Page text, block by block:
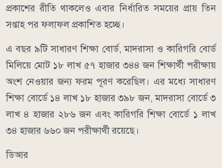
প্রকাশের রীতি থাকলেও এবার নির্ধারিত সময়ের প্রায় তিন
সপ্তাহ পর ফলাফল প্রকাশিত হচ্ছে।
এ বছর ৯টি সাধারণ শিক্ষা বোর্ড, মাদরাসা ও কারিগরি বোর্ড
মিলিয়ে মোট ১৮ লাখ ৫৭ হাজার ৩৪৪ জন শিক্ষার্থী পরীক্ষায়
অংশ নেওয়ার জন্য ফরম পূরণ করেছিল। এর মধ্যে সাধারণ
শিক্ষা বোর্ডে ১৪ লাখ ১৮ হাজার ৩৯৮ জন, মাদরাসা বোর্ডে ৩
লাখ ৪ হাজার ২৮৬ জন এবং কারিগরি শিক্ষা বোর্ডে ১ লাখ
৩৪ হাজার ৬৬০ জন পরীক্ষার্থী রয়েছে।
ডিআর